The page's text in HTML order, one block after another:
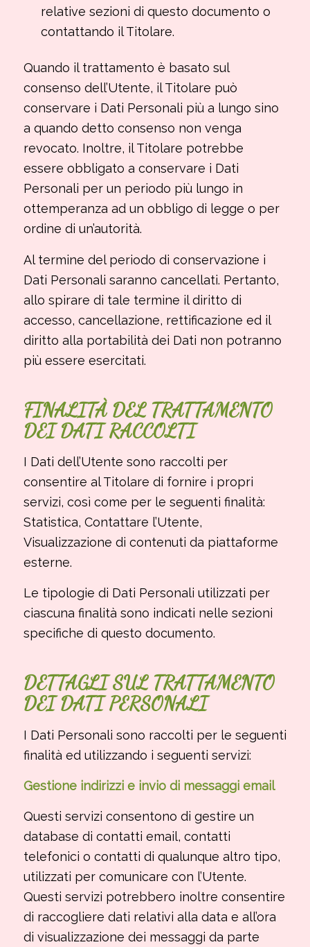
relative sezioni di questo documento o
contattando il Titolare.
Quando il trattamento è basato sul
consenso dell’Utente, il Titolare può
conservare i Dati Personali più a lungo sino
a quando detto consenso non venga
revocato. Inoltre, il Titolare potrebbe
essere obbligato a conservare i Dati
Personali per un periodo più lungo in
ottemperanza ad un obbligo di legge o per
ordine di un’autorità.
Al termine del periodo di conservazione i
Dati Personali saranno cancellati. Pertanto,
allo spirare di tale termine il diritto di
accesso, cancellazione, rettificazione ed il
diritto alla portabilità dei Dati non potranno
più essere esercitati.
FINALITÀ DEL TRATTAMENTO
DEI DATI RACCOLTI
I Dati dell’Utente sono raccolti per
consentire al Titolare di fornire i propri
servizi, così come per le seguenti finalità:
Statistica, Contattare l’Utente,
Visualizzazione di contenuti da piattaforme
esterne.
Le tipologie di Dati Personali utilizzati per
ciascuna finalità sono indicati nelle sezioni
specifiche di questo documento.
DETTAGLI SUL TRATTAMENTO
DEI DATI PERSONALI
I Dati Personali sono raccolti per le seguenti
finalità ed utilizzando i seguenti servizi:
Gestione indirizzi e invio di messaggi email
Questi servizi consentono di gestire un
database di contatti email, contatti
telefonici o contatti di qualunque altro tipo,
utilizzati per comunicare con l’Utente.
Questi servizi potrebbero inoltre consentire
di raccogliere dati relativi alla data e all’ora
di visualizzazione dei messaggi da parte